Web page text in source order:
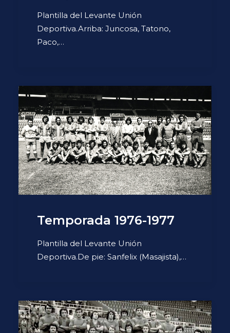
Plantilla del Levante Unión
Deportiva.Arriba: Juncosa, Tatono,
Paco,…
Temporada 1976-1977
Plantilla del Levante Unión
Deportiva.De pie: Sanfelix (Masajista),…